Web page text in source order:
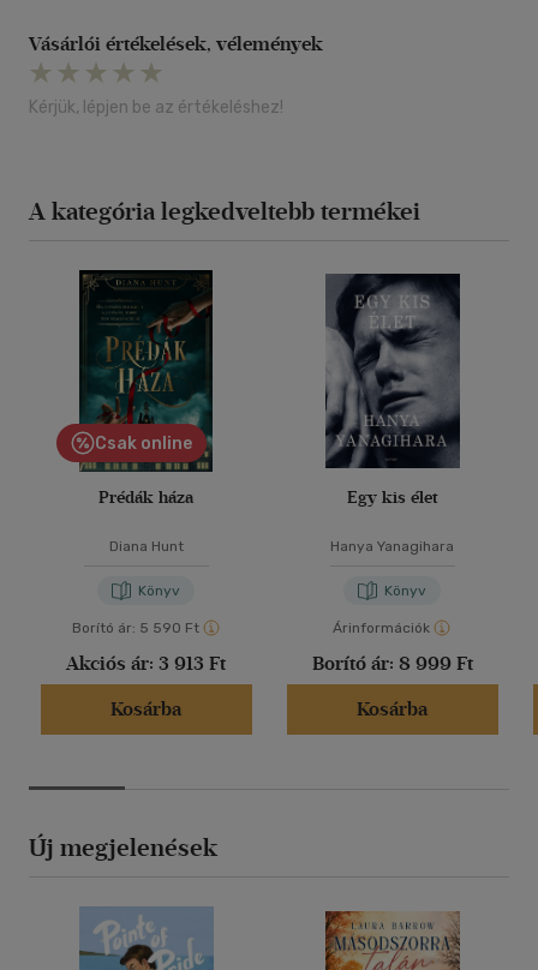
Vásárlói értékelések, vélemények
Kérjük, lépjen be az értékeléshez!
A kategória legkedveltebb termékei
Csak online
Prédák háza
Diana Hunt
Könyv
Borító ár: 5 590 Ft
Akciós ár: 3 913 Ft
Kosárba
Egy kis élet
Hanya Yanagihara
Könyv
Árinformációk
Borító ár: 8 999 Ft
Kosárba
Új megjelenések